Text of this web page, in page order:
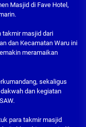
Masjid di Fave Hotel,
takmir masjid dari
dan Kecamatan Waru ini
meramaikan
sekaligus
dan kegiatan
para takmir masjid